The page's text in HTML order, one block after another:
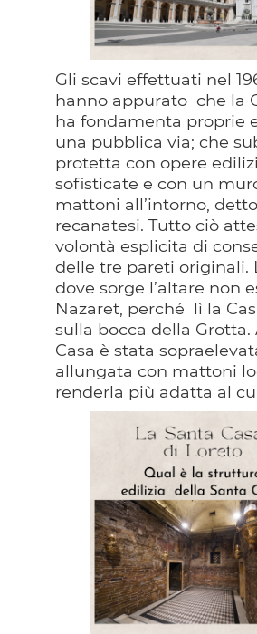
Gli scavi effettuati nel
hanno appurato che la
ha fondamenta proprie
una pubblica via; che
protetta con opere
sofisticate e con un
mattoni all’intorno,
recanatesi. Tutto ciò
volontà esplicita di
delle tre pareti originali.
dove sorge l’altare non
Nazaret, perché lì la
sulla bocca della Grotta.
Casa è stata
allungata con mattoni
renderla più adatta al